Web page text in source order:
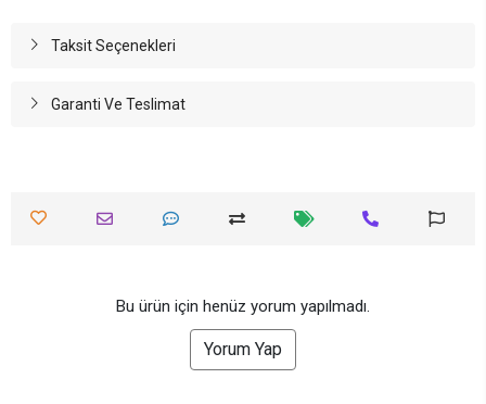
Taksit Seçenekleri
Garanti Ve Teslimat
Bu ürün için henüz yorum yapılmadı.
Yorum Yap